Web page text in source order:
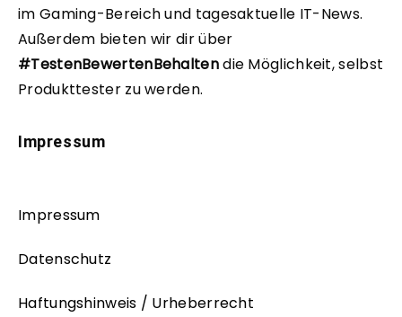
im Gaming-Bereich und tagesaktuelle IT-News.
Außerdem bieten wir dir über
#TestenBewertenBehaltendie Möglichkeit, selbst
Produkttester zu werden.
Impressum
Impressum
Datenschutz
Haftungshinweis / Urheberrecht